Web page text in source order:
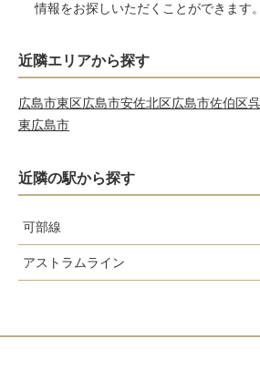
情報をお探しいただくことができます。
近隣エリアから探す
広島市東区広島市安佐北区広島市佐伯区
東広島市
近隣の駅から探す
可部線
安芸長束駅
アストラムライン
西原駅